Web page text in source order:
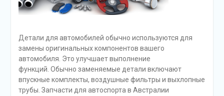
Детали для автомобилей обычно используются для
замены оригинальных компонентов вашего
автомобиля. Это улучшает выполнение
функций. Обычно заменяемые детали включают
впускные комплекты, воздушные фильтры и выхлопные
трубы. Запчасти для автоспорта в Австралии